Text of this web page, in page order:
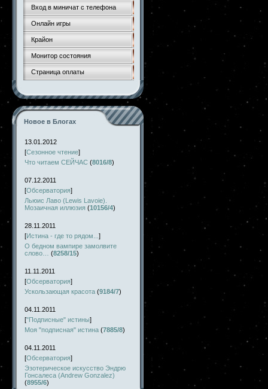
Вход в миничат с телефона
Онлайн игры
Крайон
Монитор состояния
Страница оплаты
Новое в Блогах
13.01.2012
[Сезонное чтение]
Что читаем СЕЙЧАС (8016/8)
07.12.2011
[Обсерватория]
Льюис Лаво (Lewis Lavoie).
Мозаичная иллюзия (10156/4)
28.11.2011
[Истина - где то рядом... ]
О бедном вампире замолвите
слово…
(8258/15)
11.11.2011
[Обсерватория]
Ускользающая красота (9184/7)
04.11.2011
["Подписные" истины]
Моя "подписная" истина (7885/8)
04.11.2011
[Обсерватория]
Эзотерическое искусство Эндрю
Гонсалеса (Andrew Gonzalez)
(8955/6)